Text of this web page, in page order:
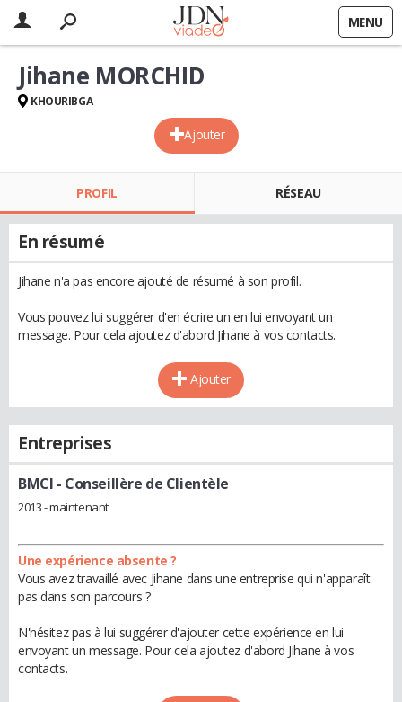
MENU
Ajouter
Jihane MORCHID
KHOURIBGA
PROFIL RÉSEAU
En résumé
Jihane n'a pas encore ajouté de résumé à son profil.
Vous pouvez lui suggérer d'en écrire un en lui envoyant un
message. Pour cela ajoutez d'abord Jihane à vos contacts.
Ajouter
Entreprises
BMCI - Conseillère de Clientèle
2013 - maintenant
Une expérience absente ?
Vous avez travaillé avec Jihane dans une entreprise qui n'apparaît
pas dans son parcours ?
N'hésitez pas à lui suggérer d'ajouter cette expérience en lui
envoyant un message. Pour cela ajoutez d'abord Jihane à vos
contacts.